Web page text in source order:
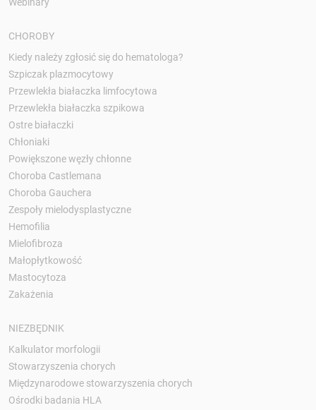
CHOROBY
Kiedy należy zgłosić się do hematologa?
Szpiczak plazmocytowy
Przewlekła białaczka limfocytowa
Przewlekła białaczka szpikowa
Ostre białaczki
Chłoniaki
Powiększone węzły chłonne
Choroba Castlemana
Choroba Gauchera
Zespoły mielodysplastyczne
Hemofilia
Mielofibroza
Małopłytkowość
Mastocytoza
Zakażenia
NIEZBĘDNIK
Kalkulator morfologii
Stowarzyszenia chorych
Międzynarodowe stowarzyszenia chorych
Ośrodki badania HLA